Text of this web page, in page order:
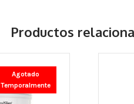
Productos
Agotado
Temporalmente